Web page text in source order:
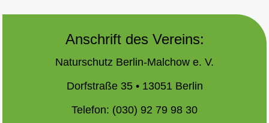
Anschrift des Vereins:
Naturschutz Berlin-Malchow e. V.
Dorfstraße 35 • 13051 Berlin
Telefon: (030) 92 79 98 30